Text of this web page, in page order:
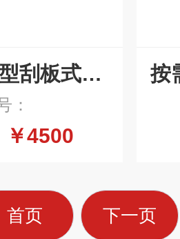
TLH-3复合型刮板式排削机按需定制
：
￥4500
首页 下一页